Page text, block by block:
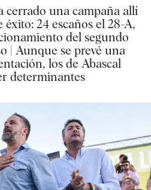
cerrado una campaña allí
24 escaños el 28-A,
del segundo
| Aunque se prevé una
los de Abascal
determinantes